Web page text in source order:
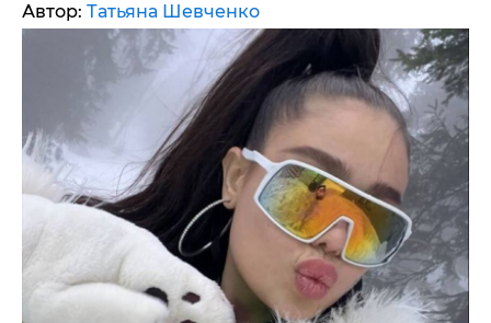
Автор: Татьяна Шевченко